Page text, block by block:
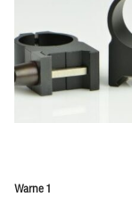
Warne 1